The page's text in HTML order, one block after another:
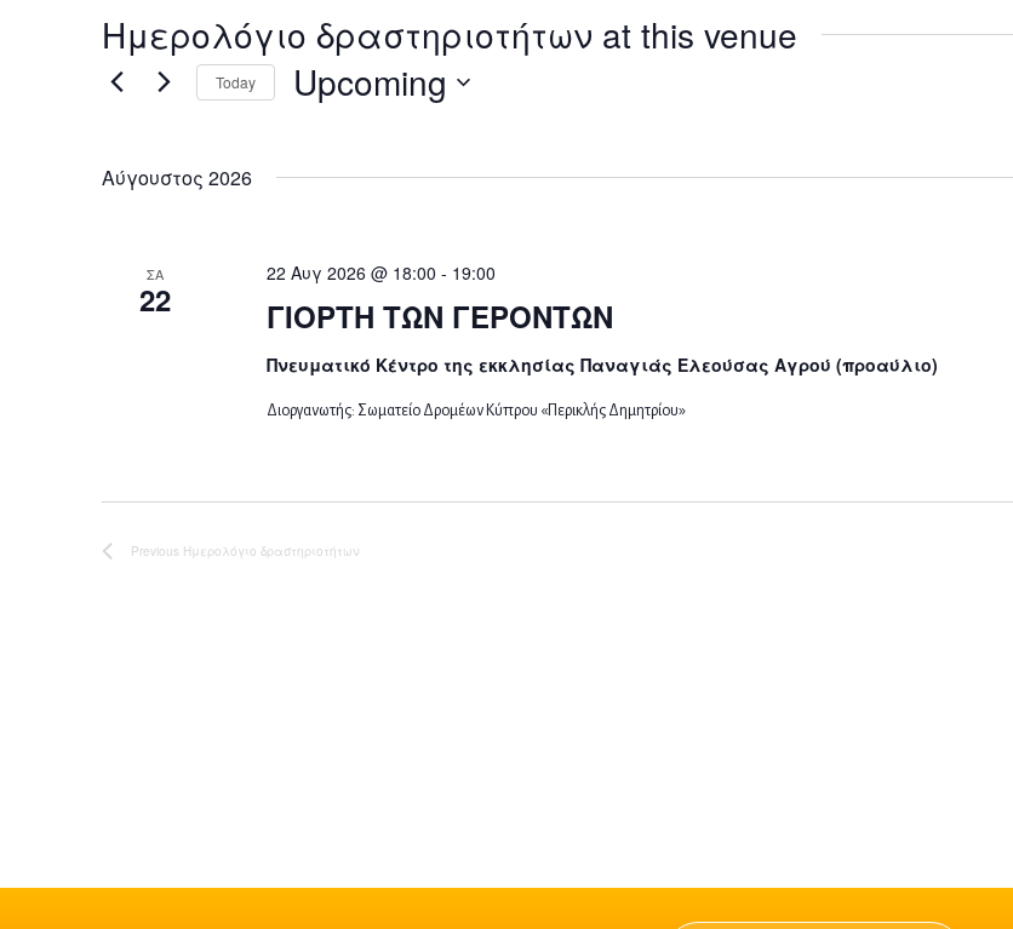
Ημερολόγιο δραστηριοτήτων at this venue
Today Upcoming
Αύγουστος 2026
ΣΑ
22 ΓΙΟΡΤΗ ΤΩΝ ΓΕΡΟΝΤΩΝ
22 Αυγ 2026 @ 18:00 - 19:00
Πνευματικό Κέντρο της εκκλησίας Παναγιάς Ελεούσας Αγρού (προαύλιο)
Διοργανωτής: Σωματείο Δρομέων Κύπρου «Περικλής Δημητρίου»
Previous Ημερολόγιο δραστηριοτήτων